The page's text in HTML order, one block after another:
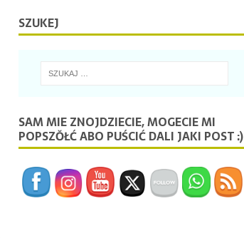
SZUKEJ
SAM MIE ZNOJDZIECIE, MOGECIE MI
POPSZŎŁĆ ABO PUŚCIĆ DALI JAKI POST :)